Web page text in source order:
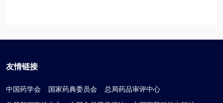
友情链接
中国药学会 国家药典委员会 总局药品审评中心